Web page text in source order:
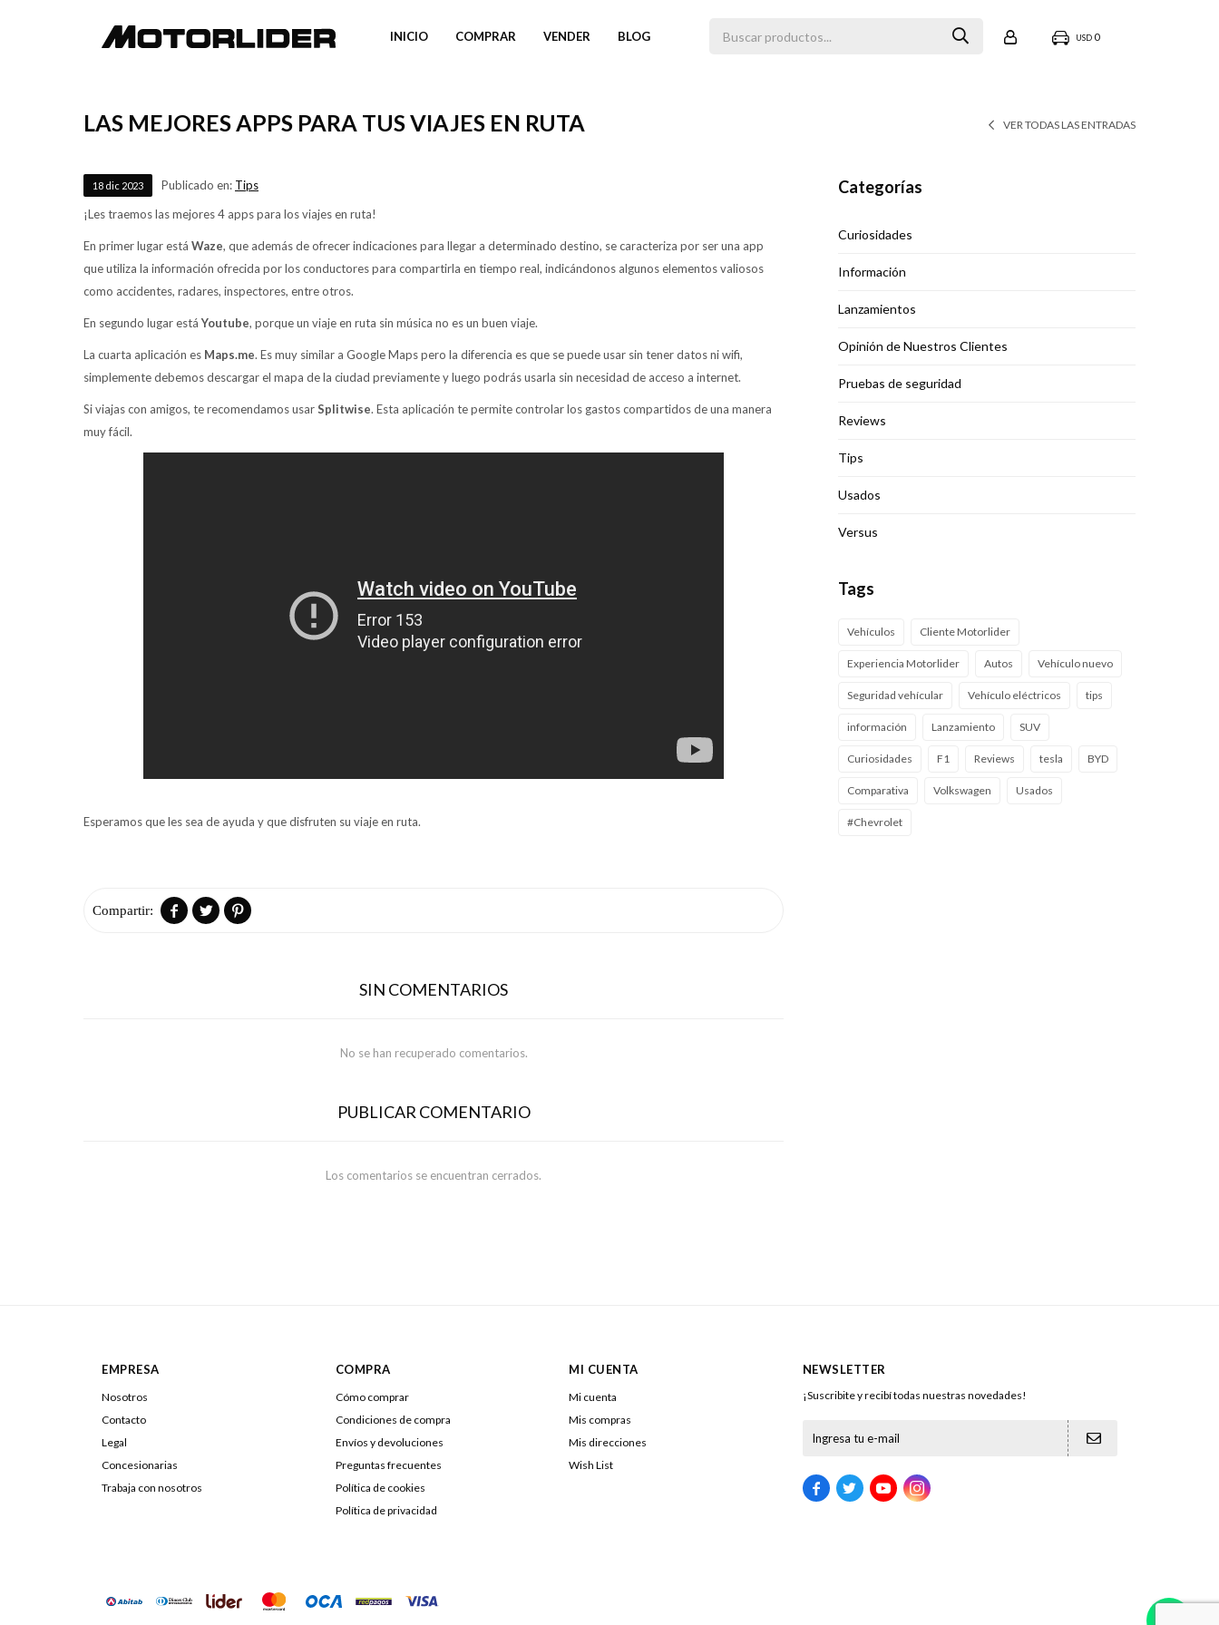
INICIO COMPRAR VENDER BLOG USD 0
LAS MEJORES APPS PARA TUS VIAJES EN RUTA VER TODAS LAS ENTRADAS
18 dic 2023 Publicado en: Tips
¡Les traemos las mejores 4 apps para los viajes en ruta!
En primer lugar está Waze, que además de ofrecer indicaciones para llegar a determinado destino, se caracteriza por ser una app
que utiliza la información ofrecida por los conductores para compartirla en tiempo real, indicándonos algunos elementos valiosos
como accidentes, radares, inspectores, entre otros.
En segundo lugar estáYoutube, porque un viaje en ruta sin música no es un buen viaje.
La cuarta aplicación es Maps.me. Es muy similar a Google Maps pero la diferencia es que se puede usar sin tener datos ni wifi,
simplemente debemos descargar el mapa de la ciudad previamente y luego podrás usarla sin necesidad de acceso a internet.
Si viajas con amigos, te recomendamos usarSplitwise. Esta aplicación te permite controlar los gastos compartidos de una manera
muy fácil.
Esperamos que les sea de ayuda y que disfruten su viaje en ruta.
  
SIN COMENTARIOS
No se han recuperado comentarios.
PUBLICAR COMENTARIO
Los comentarios se encuentran cerrados.
Categorías
Curiosidades
Información
Lanzamientos
Opinión de Nuestros Clientes
Pruebas de seguridad
Reviews
Tips
Usados
Versus
Tags
Vehículos Cliente Motorlider
Experiencia Motorlider Autos Vehículo nuevo
Seguridad vehícular Vehículo eléctricos tips
información Lanzamiento SUV
Curiosidades F1 Reviews tesla BYD
Comparativa Volkswagen Usados
#Chevrolet
EMPRESA
Nosotros
Contacto
Legal
Concesionarias
Trabaja con nosotros
COMPRA
Cómo comprar
Condiciones de compra
Envíos y devoluciones
Preguntas frecuentes
Política de cookies
Política de privacidad
MI CUENTA
Mi cuenta
Mis compras
Mis direcciones
Wish List
NEWSLETTER
¡Suscribite y recibí todas nuestras novedades!
   